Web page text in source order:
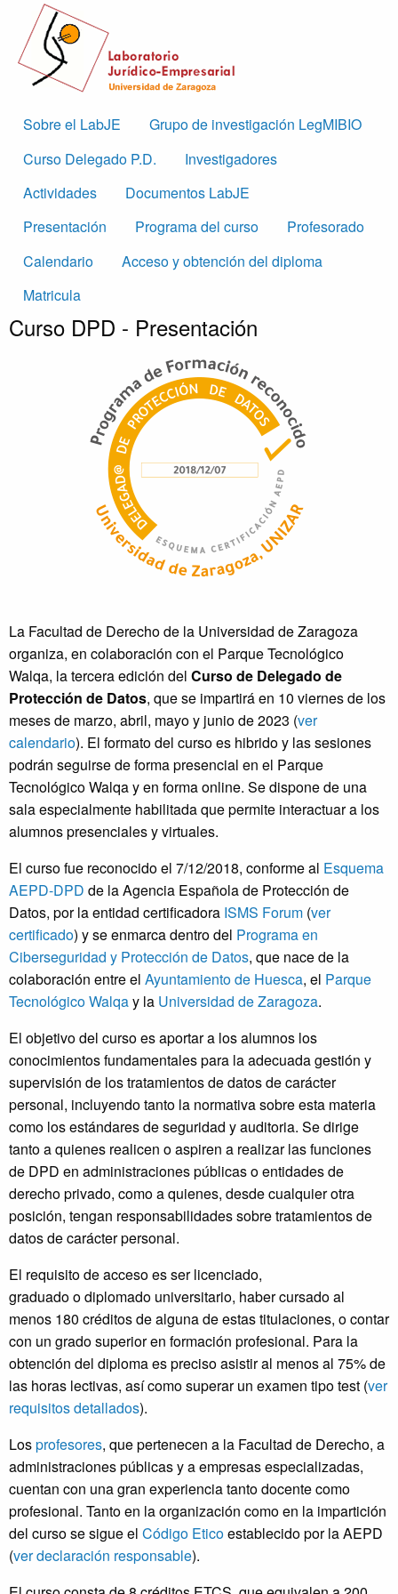
Skip to main content
Main
Sobre el LabJE
Grupo de investigación LegMIBIO
Curso Delegado P.D.
Investigadores
Actividades
Documentos LabJE
Curso
Presentación Programa del curso
Profesorado
Calendario
Acceso y obtención del diploma
Matricula
Curso DPD - Presentación
La Facultad de Derecho de la Universidad de Zaragoza
organiza, en colaboración con el Parque Tecnológico
Walqa, la tercera edición del Curso de Delegado de
Protección de Datos, que se impartirá en 10 viernes de los
meses de marzo, abril, mayo y junio de 2023 (ver
calendario). El formato del curso es hibrido y las sesiones
podrán seguirse de forma presencial en el Parque
Tecnológico Walqa y en forma online. Se dispone de una
sala especialmente habilitada que permite interactuar a los
alumnos presenciales y virtuales.
El curso fue reconocido el 7/12/2018, conforme al Esquema
AEPD-DPD de la Agencia Española de Protección de
Datos, por la entidad certificadora ISMS Forum (ver
certificado) yse enmarca dentro del Programaen
Ciberseguridad y Protección de Datos, que nace de la
colaboración entre el Ayuntamiento de Huesca, el Parque
Tecnológico Walqay la Universidad de Zaragoza.
El objetivo del curso es aportar a los alumnos los
conocimientos fundamentales para la adecuada gestión y
supervisión de los tratamientos de datos de carácter
personal, incluyendo tanto la normativa sobre esta materia
como los estándares de seguridad y auditoria. Se dirige
tanto a quienes realicen o aspiren a realizar las funciones
de DPD en administraciones públicas o entidades de
derecho privado, como a quienes, desde cualquier otra
posición, tengan responsabilidades sobre tratamientos de
datos de carácter personal.
El requisito de acceso es ser licenciado,
graduado o diplomado universitario, haber cursado al
menos 180 créditos de alguna de estas titulaciones, o contar
con un grado superior en formación profesional. Para la
obtención del diploma es preciso asistir al menos al 75% de
las horas lectivas, así como superar un examen tipo test (ver
requisitos detallados).
Losprofesores, que pertenecen a la Facultad de Derecho, a
administraciones públicas y a empresas especializadas,
cuentan con una gran experiencia tanto docente como
profesional. Tanto en la organización como en la impartición
del curso se sigue el Código Eticoestablecido por la AEPD
(ver declaración responsable).